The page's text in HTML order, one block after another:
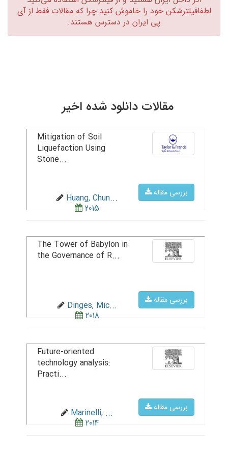
لطفافیلترشکن خود را خاموش کنید چرا که مقالات فقط از آی
پی ایران در دسترس هستند.‏
مقالات دانلود شده اخیر
بررسی مقاله
Mitigation of Soil
Liquefaction Using
Stone...
Huang, Chun...
2015
بررسی مقاله
The Tower of Babylon in
the Governance of R...
Dinges, Mic...
2018
بررسی مقاله
Future-oriented
technology analysis:
Practi...
Marinelli, ...
2014